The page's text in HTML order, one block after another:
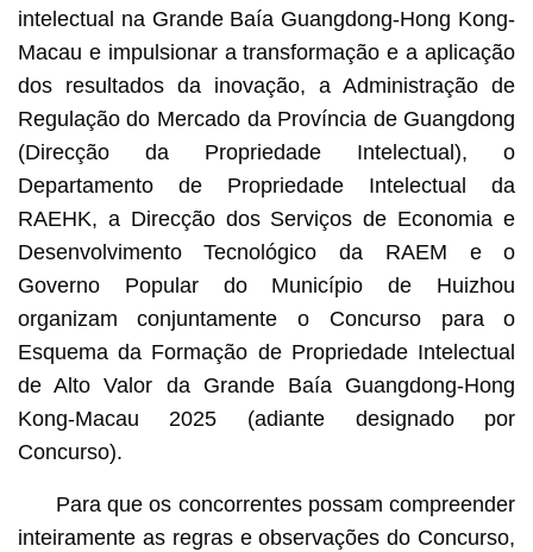
intelectual na Grande Baía Guangdong-Hong Kong-
Macau e impulsionar a transformação e a aplicação
dos resultados da inovação, a Administração de
Regulação do Mercado da Província de Guangdong
(Direcção da Propriedade Intelectual), o
Departamento de Propriedade Intelectual da
RAEHK, a Direcção dos Serviços de Economia e
Desenvolvimento Tecnológico da RAEM e o
Governo Popular do Município de Huizhou
organizam conjuntamente o Concurso para o
Esquema da Formação de Propriedade Intelectual
de Alto Valor da Grande Baía Guangdong-Hong
Kong-Macau 2025 (adiante designado por
Concurso).
Para que os concorrentes possam compreender
inteiramente as regras e observações do Concurso,